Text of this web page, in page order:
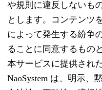
や規則に違反しないも
とします。コンテンツ
によって発生する紛争
ることに同意するもの
本サービスに提供され
NaoSystem は、明示、